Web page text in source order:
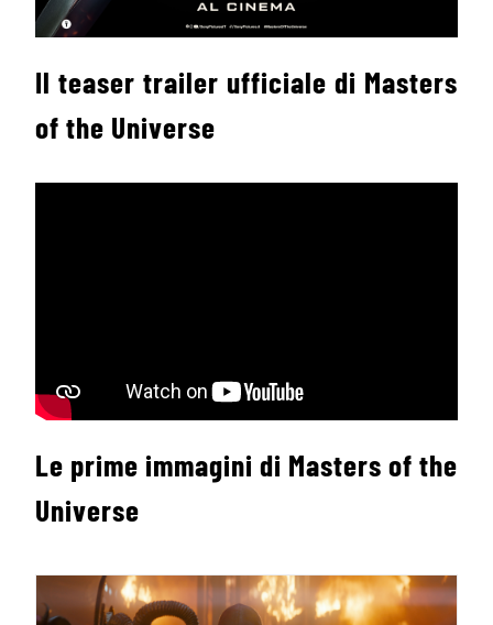
Il teaser trailer ufficiale di Masters
of the Universe
Le prime immagini di Masters of the
Universe